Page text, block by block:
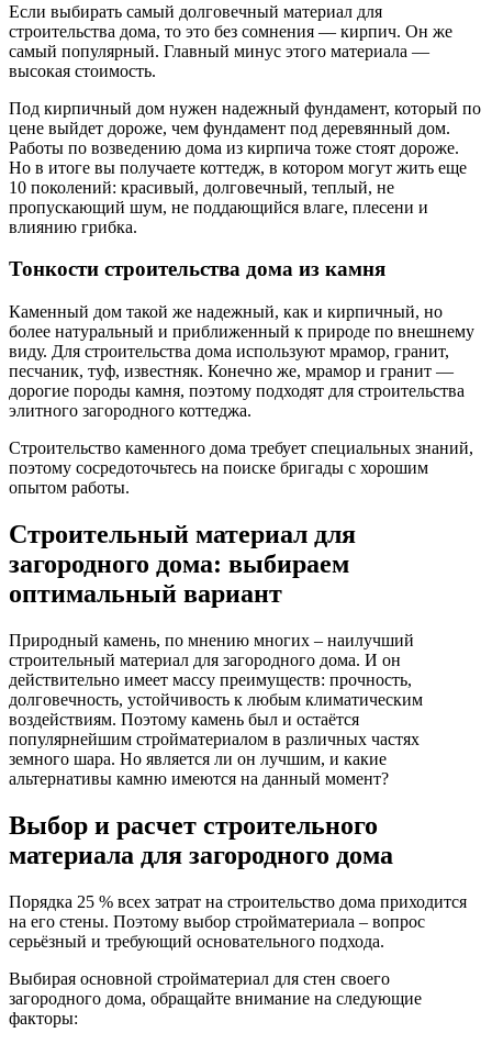
Если выбирать самый долговечный материал для
строительства дома, то это без сомнения — кирпич. Он же
самый популярный. Главный минус этого материала —
высокая стоимость.
Под кирпичный дом нужен надежный фундамент, который по
цене выйдет дороже, чем фундамент под деревянный дом.
Работы по возведению дома из кирпича тоже стоят дороже.
Но в итоге вы получаете коттедж, в котором могут жить еще
10 поколений: красивый, долговечный, теплый, не
пропускающий шум, не поддающийся влаге, плесени и
влиянию грибка.
Тонкости строительства дома из камня
Каменный дом такой же надежный, как и кирпичный, но
более натуральный и приближенный к природе по внешнему
виду. Для строительства дома используют мрамор, гранит,
песчаник, туф, известняк. Конечно же, мрамор и гранит —
дорогие породы камня, поэтому подходят для строительства
элитного загородного коттеджа.
Строительство каменного дома требует специальных знаний,
поэтому сосредоточьтесь на поиске бригады с хорошим
опытом работы.
Строительный материал для
загородного дома: выбираем
оптимальный вариант
Природный камень, по мнению многих – наилучший
строительный материал для загородного дома. И он
действительно имеет массу преимуществ: прочность,
долговечность, устойчивость к любым климатическим
воздействиям. Поэтому камень был и остаётся
популярнейшим стройматериалом в различных частях
земного шара. Но является ли он лучшим, и какие
альтернативы камню имеются на данный момент?
Выбор и расчет строительного
материала для загородного дома
Порядка 25 % всех затрат на строительство дома приходится
на его стены. Поэтому выбор стройматериала – вопрос
серьёзный и требующий основательного подхода.
Выбирая основной стройматериал для стен своего
загородного дома, обращайте внимание на следующие
факторы: